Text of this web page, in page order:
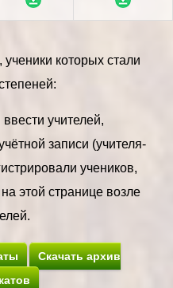
которых стали
учителей,
записи (учителя-
учеников,
этой странице возле
Скачать архив